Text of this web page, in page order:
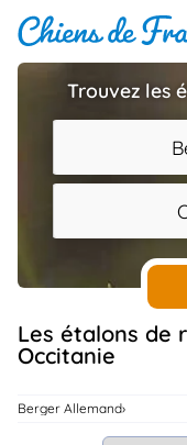
Chiots
Éleveurs
Étalons
Chiens
Services
Trouvez les
Les étalons de race Berger Allemand en
Occitanie
Berger Allemand